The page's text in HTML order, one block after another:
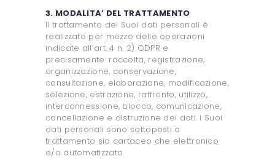
3. MODALITA’ DEL TRATTAMENTO
Il trattamento dei Suoi dati personali è
realizzato per mezzo delle operazioni
indicate all’art. 4 n. 2) GDPR e
precisamente: raccolta, registrazione,
organizzazione, conservazione,
consultazione, elaborazione, modificazione,
selezione, estrazione, raffronto, utilizzo,
interconnessione, blocco, comunicazione,
cancellazione e distruzione dei dati. I Suoi
dati personali sono sottoposti a
trattamento sia cartaceo che elettronico
e/o automatizzato.